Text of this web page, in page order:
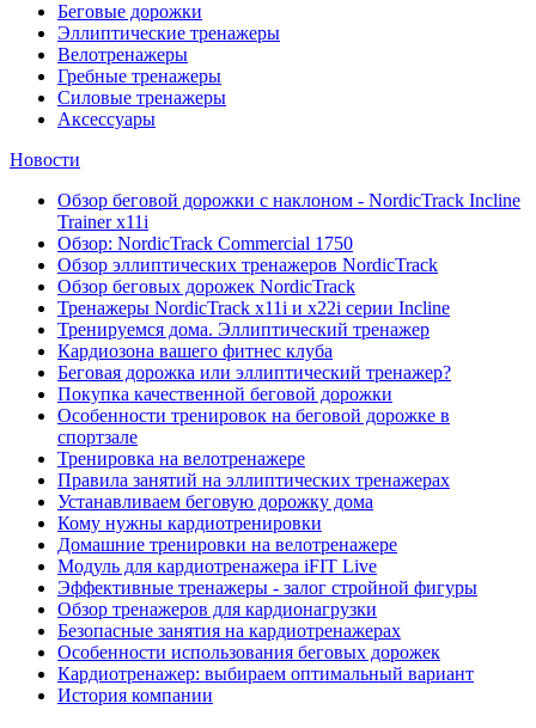
Беговые дорожки
Эллиптические тренажеры
Велотренажеры
Гребные тренажеры
Силовые тренажеры
Аксессуары
Новости
Обзор беговой дорожки с наклоном - NordicTrack Incline
Trainer x11i
Обзор: NordicTrack Commercial 1750
Обзор эллиптических тренажеров NordicTrack
Обзор беговых дорожек NordicTrack
Тренажеры NordicTrack x11i и x22i серии Incline
Тренируемся дома. Эллиптический тренажер
Кардиозона вашего фитнес клуба
Беговая дорожка или эллиптический тренажер?
Покупка качественной беговой дорожки
Особенности тренировок на беговой дорожке в
спортзале
Тренировка на велотренажере
Правила занятий на эллиптических тренажерах
Устанавливаем беговую дорожку дома
Кому нужны кардиотренировки
Домашние тренировки на велотренажере
Модуль для кардиотренажера iFIT Live
Эффективные тренажеры - залог стройной фигуры
Обзор тренажеров для кардионагрузки
Безопасные занятия на кардиотренажерах
Особенности использования беговых дорожек
Кардиотренажер: выбираем оптимальный вариант
История компании